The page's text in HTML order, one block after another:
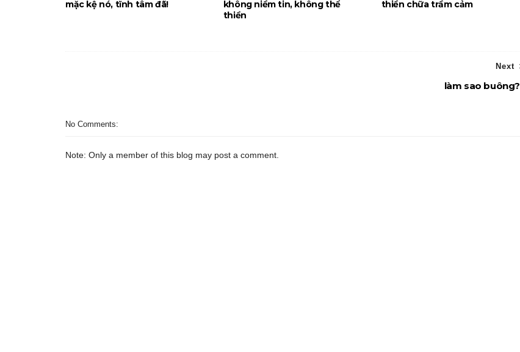
mặc kệ nó, tĩnh tâm đã!
không niềm tin, không thể
thiền
thiền chữa trầm cảm
Next
làm sao buông?
No Comments:
Note: Only a member of this blog may post a comment.